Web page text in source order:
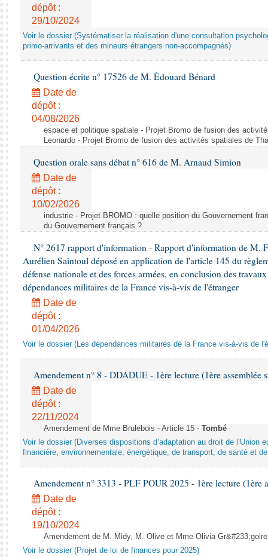
dépôt :
29/10/2024
Voir le dossier (Systématiser la réalisation d'une consultation
primo-arrivants et des mineurs étrangers non-accompagnés)
Question écrite n° 17526 de M. Édouard Bénard
Date de
dépôt :
04/08/2026
espace et politique spatiale - Projet Bromo de fusion des
Leonardo - Projet Bromo de fusion des activités spatiales de
Question orale sans débat n° 616 de M. Arnaud Simion
Date de
dépôt :
10/02/2026
industrie - Projet BROMO : quelle position du Gouvernement
du Gouvernement français ?
N° 2617 rapport d'information - Rapport d'information de M.
Aurélien Saintoul déposé en application de l'article 145 du
défense nationale et des forces armées, en conclusion des
dépendances militaires de la France vis-à-vis de l'étranger
Date de
dépôt :
01/04/2026
Voir le dossier (Les dépendances militaires de la France vis-à-vis de
Amendement n° 8 - DDADUE - 1ère lecture (1ère assemblée
Date de
dépôt :
22/11/2024
Amendement de Mme Brulebois - Article 15 - Tombé
Voir le dossier (Diverses dispositions d’adaptation au droit de l’Union
financière, environnementale, énergétique, de transport, de santé et
Amendement n° 3313 - PLF POUR 2025 - 1ère lecture (1ère
Date de
dépôt :
19/10/2024
Amendement de M. Midy, M. Olive et Mme Olivia
Voir le dossier (Projet de loi de finances pour 2025)